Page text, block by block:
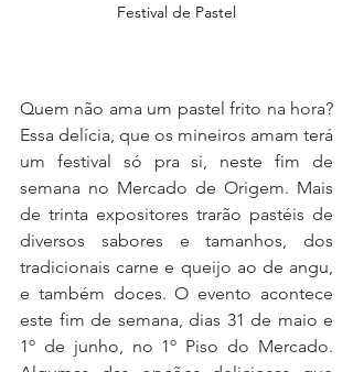
Festival de Pastel
Quem não ama um pastel frito na hora?
Essa delícia, que os mineiros amam terá
um festival só pra si, neste fim de
semana no Mercado de Origem. Mais
de trinta expositores trarão pastéis de
diversos sabores e tamanhos, dos
tradicionais carne e queijo ao de angu,
e também doces. O evento acontece
este fim de semana, dias 31 de maio e
1º de junho, no 1º Piso do Mercado.